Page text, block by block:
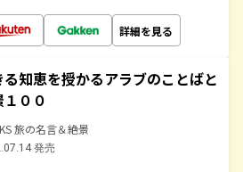
詳細を見る
る知恵を授かるアラブのことばと
００
旅の名言＆絶景
発売